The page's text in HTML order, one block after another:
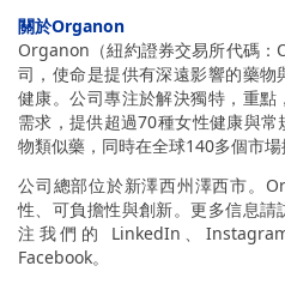
關於Organon
Organon（紐約證券交易所代碼：
司，使命是提供有深遠影響的藥
健康。公司專注於解決獨特，重
需求，提供超過70種女性健康與
物類似藥，同時在全球140多個市場
公司總部位於新澤西州澤西市。
性、可負擔性與創新。更多信息
注我們的 LinkedIn、
Facebook。